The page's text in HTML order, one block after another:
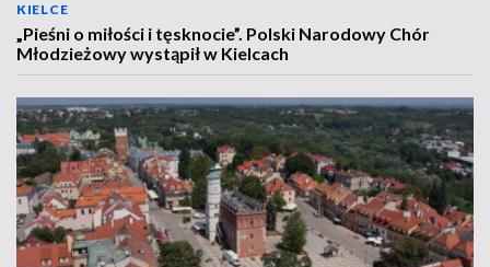
KIELCE
„Pieśni o miłości i tęsknocie”. Polski Narodowy Chór
Młodzieżowy wystąpił w Kielcach